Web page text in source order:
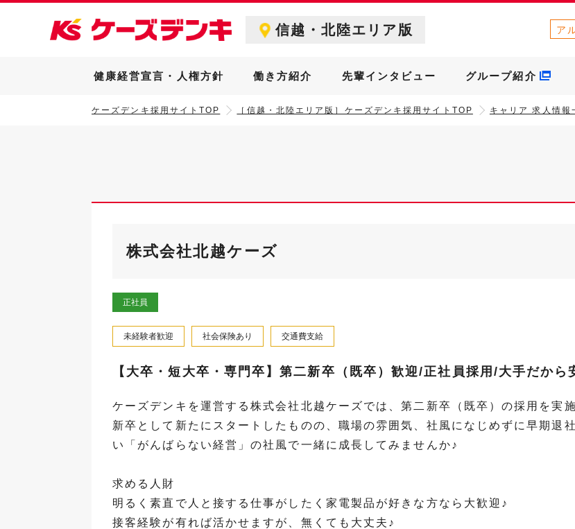
信越・北陸エリア版 ア
健康経営宣言・人権方針 働き方紹介 先輩インタビュー グループ紹介
ケーズデンキ採用サイトTOP ［信越・北陸エリア版］ケーズデンキ採用サイトTOP キャリア 求人情報
株式会社北越ケーズ
正社員
未経験者歓迎 社会保険あり 交通費支給
【大卒・短大卒・専門卒】第二新卒（既卒）歓迎/正社員採用/大手だから
ケーズデンキを運営する株式会社北越ケーズでは、第二新卒（既卒）の採用を実
新卒として新たにスタートしたものの、職場の雰囲気、社風になじめずに早期退
い「がんばらない経営」の社風で一緒に成長してみませんか♪
求める人財
明るく素直で人と接する仕事がしたく家電製品が好きな方なら大歓迎♪
接客経験が有れば活かせますが、無くても大丈夫♪